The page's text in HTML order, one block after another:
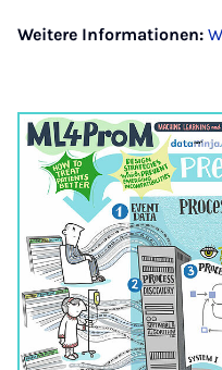
Weitere Informationen: